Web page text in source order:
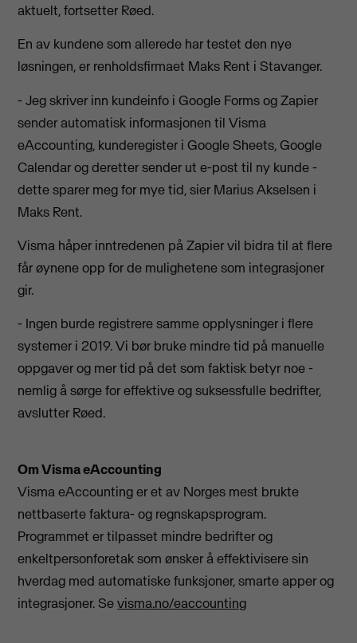
aktuelt, fortsetter Røed.
En av kundene som allerede har testet den nye
løsningen, er renholdsfirmaet Maks Rent i Stavanger.
- Jeg skriver inn kundeinfo i Google Forms og Zapier
sender automatisk informasjonen til Visma
eAccounting, kunderegister i Google Sheets, Google
Calendar og deretter sender ut e-post til ny kunde -
dette sparer meg for mye tid, sier Marius Akselsen i
Maks Rent.
Visma håper inntredenen på Zapier vil bidra til at flere
får øynene opp for de mulighetene som integrasjoner
gir.
- Ingen burde registrere samme opplysninger i flere
systemer i 2019. Vi bør bruke mindre tid på manuelle
oppgaver og mer tid på det som faktisk betyr noe -
nemlig å sørge for effektive og suksessfulle bedrifter,
avslutter Røed.
Om Visma eAccounting
Visma eAccounting er et av Norges mest brukte
nettbaserte faktura- og regnskapsprogram.
Programmet er tilpasset mindre bedrifter og
enkeltpersonforetak som ønsker å effektivisere sin
hverdag med automatiske funksjoner, smarte apper og
integrasjoner. Sevisma.no/eaccounting